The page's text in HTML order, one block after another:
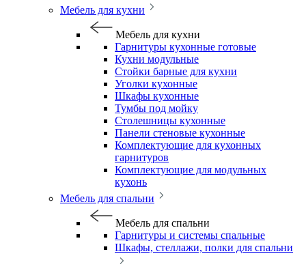
Мебель для кухни
Мебель для кухни
Гарнитуры кухонные готовые
Кухни модульные
Стойки барные для кухни
Уголки кухонные
Шкафы кухонные
Тумбы под мойку
Столешницы кухонные
Панели стеновые кухонные
Комплектующие для кухонных
гарнитуров
Комплектующие для модульных
кухонь
Мебель для спальни
Мебель для спальни
Гарнитуры и системы спальные
Шкафы, стеллажи, полки для спальни